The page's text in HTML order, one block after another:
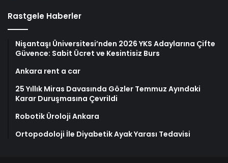
Rastgele Haberler
Nişantaşı Üniversitesi’nden 2026 YKS Adaylarına Çifte
Güvence: Sabit Ücret ve Kesintisiz Burs
Ankara rent a car
25 Yıllık Miras Davasında Gözler Temmuz Ayındaki
Karar Duruşmasına Çevrildi
Robotik Üroloji Ankara
Ortopodoloji İle Diyabetik Ayak Yarası Tedavisi